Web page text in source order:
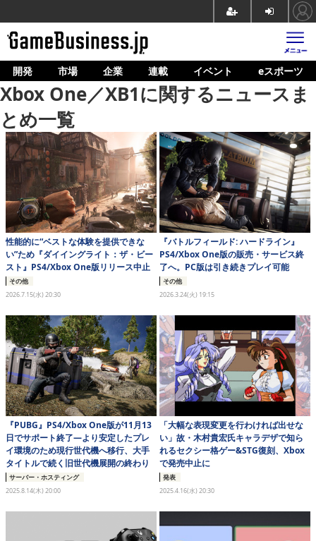
ホーム
ゲーム開発
市場
マネタイズ
企業動向
人材育成
産業政策
連載
イベント/セミナー
eスポーツ
開発 市場 企業 連載 イベント eスポーツ
Xbox One／XB1に関するニュースま
とめ一覧
性能的に“ベストな体験を提供できな
い”ため『ダイイングライト：ザ・ビー
スト』PS4/Xbox One版リリース中止
その他
2026.7.15(水) 20:30
『バトルフィールド: ハードライン』
PS4/Xbox One版の販売・サービス終
了へ。PC版は引き続きプレイ可能
その他
2026.3.24(火) 19:15
『PUBG』PS4/Xbox One版が11月13
日でサポート終了―より安定したプレ
イ環境のため現行世代機へ移行、大手
タイトルで続く旧世代機展開の終わり
サーバー・ホスティング
2025.8.14(木) 20:00
「大幅な表現変更を行わければ出せな
い」故・木村貴宏氏キャラデザで知ら
れるセクシー格ゲー&STG復刻、Xbox
で発売中止に
発表
2025.4.16(水) 20:30